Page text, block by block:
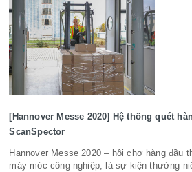
[Hannover Messe 2020] Hệ thống quét
ScanSpector
Hannover Messe 2020 – hội chợ hàng đầu
máy móc công nghiệp, là sự kiện thường